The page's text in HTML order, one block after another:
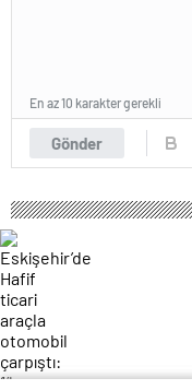
Gönder
En az 10 karakter gerekli